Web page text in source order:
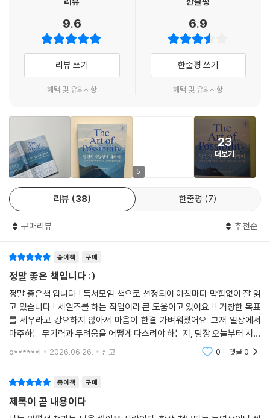
스 전문가까지 아우를 수 있는 책을 써달라고 제안했다. 예술계 종사자가
이런 제안을 받는 일은 과거에도, 현재에도 몹시 드문 일이다. 로저먼드와
벤저민은 그간의 경험을 바탕으로 가장 효과가 있었던 열두 가지 창조적
사고법을 이 책에 담았다. 즉 이 책에 담긴 열두 가지 창조적 사고법은 문제
의 분야를 막론하고 이미 효과를 검증한 방법들이다.
삶의 뿌리를 뒤흔드는 철학적 전제
‘모든 것은 만들어졌다!’
『당신의 가능성에 대하여』는 문제를 기회로 바꾸기 위한 열두 가지 사고법
을 제안한다. 예를 들어 ‘A 학점 주기’는 누구에게든 먼저 A 학점을 주고 관
계를 시작하는 것이다. 상대에게 일단 A 학점을 주면 상대를 향한 적대감
이 사라지고, 상대도 A 학점에 어울리는 사람이 되려고 노력한다. ‘게임판
이다. 이렇게 되면 무언가를 고치거나 싸우는 데 에너지를 쓰지 않고, 온전
럼 두 저자는 세상과 문제를 보다 근본적으로 파악하고, 뿌리를 뒤흔드는
해결책을 제공한다. 그리고 이 모든 해결책을 관통하는 전제가 있다.
‘모든 것은 만들어졌다.’
A, B라는 학점이나 68등이라는 등수는 사람이 만든 것이다. 내가 수학 시
험에서 B 학점을 받았다면 그것은 다른 학생과 비교한 등급일 뿐, 내가 수
우리가 집착하는 것들은 대부분 인간이 만들어 낸 것이다. 하지만 우리는
이 사실을 잊고 인간이 만들어 낸 모든 것에 집착하며, 휘둘리고, 가로막힌
다.
9.6
리뷰 쓰기
혜택 및 유의사항
6.9
한줄평 쓰기
혜택 및 유의사항
5
23
더보기
리뷰 38 한줄평 7
구매리뷰 추천순
종이책 구매
정말 좋은 책입니다 :)
정말 좋은책 입니다 ! 독서모임 책으로 선정되어 아침마다 막힘없이 잘 읽
고 있습니다 ! 세일즈를 하는 직업이라 큰 도움이고 있어요 !! 거창한 목표
를 세우라고 강요하지 않아서 마음이 한결 가벼워졌어요. 그저 일상에서
마주하는 무기력과 두려움을 어떻게 다스려야 하는지, 당장 오늘부터 시작
할 수 있는 아주 작은 행동부터 짚어줍니다 :)
o******l 2026.06.26. 신고 0 댓글0
종이책 구매
제목이 곧 내용이다